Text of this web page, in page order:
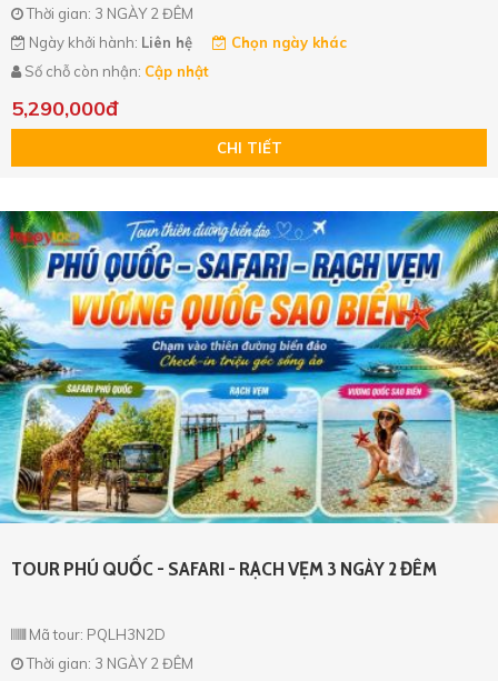
Thời gian: 3 NGÀY 2 ĐÊM
Ngày khởi hành: Liên hệ
Chọn ngày khác
Số chỗ còn nhận: Cập nhật
5,290,000đ
CHI TIẾT
TOUR PHÚ QUỐC - SAFARI - RẠCH VẸM 3 NGÀY 2 ĐÊM
Mã tour: PQLH3N2D
Thời gian: 3 NGÀY 2 ĐÊM